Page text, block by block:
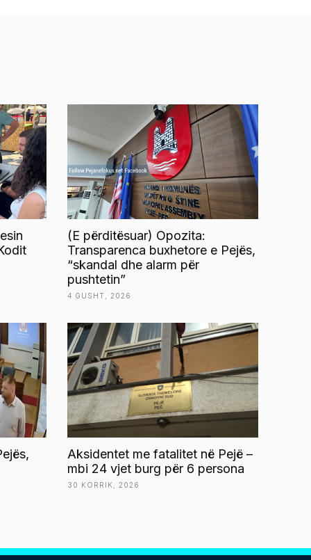
(E përditësuar) Opozita:
Transparenca buxhetore e Pejës,
“skandal dhe alarm për
pushtetin”
4 GUSHT, 2026
Aksidentet me fatalitet në Pejë –
mbi 24 vjet burg për 6 persona
30 KORRIK, 2026